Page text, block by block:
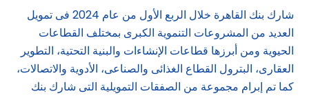
شارك بنك القاهرة خلال الربع الأول من عام 2024 فى تمويل
العديد من المشروعات التنموية الكبرى بمختلف القطاعات
الحيوية ومن أبرزها قطاعات الإنشاءات والبنية التحتية، التطوير
العقارى، البترول القطاع الغذائى والصناعى، الأدوية والاتصالات،
كما تم إبرام مجموعة من الصفقات التمويلية التى شارك بنك